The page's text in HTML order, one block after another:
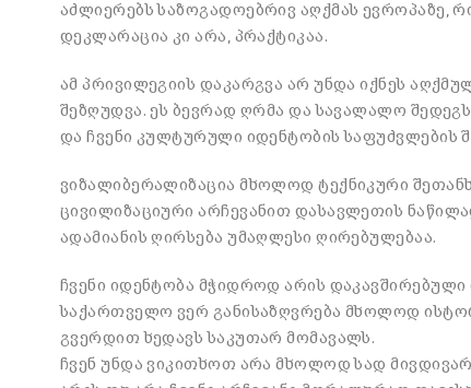
აძლიერებს საზოგადოებრივ აღქმას ევროპაზე,
დეკლარაცია კი არა, პრაქტიკაა.
ამ პრივილეგიის დაკარგვა არ უნდა იქნეს
შეზღუდვა. ეს ბევრად ღრმა და სავალალო
და ჩვენი კულტურული იდენტობის საფუძვლების
ვიზალიბერალიზაცია მხოლოდ ტექნიკური
ცივილიზაციური არჩევანით დასავლეთის
ადამიანის ღირსება უმაღლესი ღირებულებაა.
ჩვენი იდენტობა მჭიდროდ არის
საქართველო ვერ განისაზღვრება მხოლოდ
გვერდით ხედავს საკუთარ მომავალს.
ჩვენ უნდა ვიკითხოთ არა მხოლოდ სად